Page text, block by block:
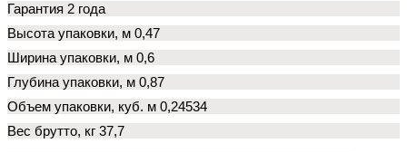
Гарантия 2 года
Высота упаковки, м 0,47
Ширина упаковки, м 0,6
Глубина упаковки, м 0,87
Объем упаковки, куб. м 0,24534
Вес брутто, кг 37,7